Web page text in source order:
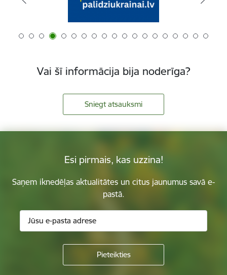
Vai šī informācija bija noderīga?
Sniegt atsauksmi
Esi pirmais, kas uzzina!
Saņem iknedēļas aktualitātes un citus jaunumus savā e-
pastā.